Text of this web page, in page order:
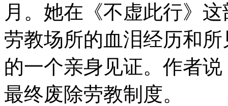
月。她在《不虚此行》
劳教场所的血泪经历和
的一个亲身见证。作者
最终废除劳教制度。